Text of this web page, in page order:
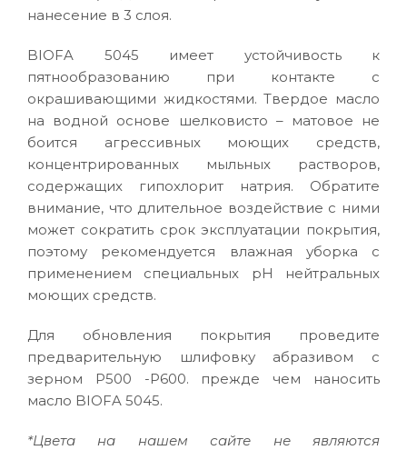
нанесение в 3 слоя.
BIOFA 5045 имеет устойчивость к
пятнообразованию при контакте с
окрашивающими жидкостями. Твердое масло
на водной основе шелковисто – матовое не
боится агрессивных моющих средств,
концентрированных мыльных растворов,
содержащих гипохлорит натрия. Обратите
внимание, что длительное воздействие с ними
может сократить срок эксплуатации покрытия,
поэтому рекомендуется влажная уборка с
применением специальных pH нейтральных
моющих средств.
Для обновления покрытия проведите
предварительную шлифовку абразивом с
зерном Р500 -Р600. прежде чем наносить
масло BIOFA 5045.
*Цвета на нашем сайте не являются